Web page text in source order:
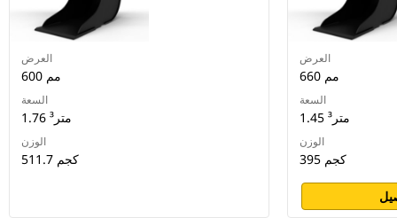
العرض
600 مم
السعة
1.76 متر³
الوزن
511.7 كجم
العرض
660 مم
السعة
1.45 متر³
الوزن
395 كجم